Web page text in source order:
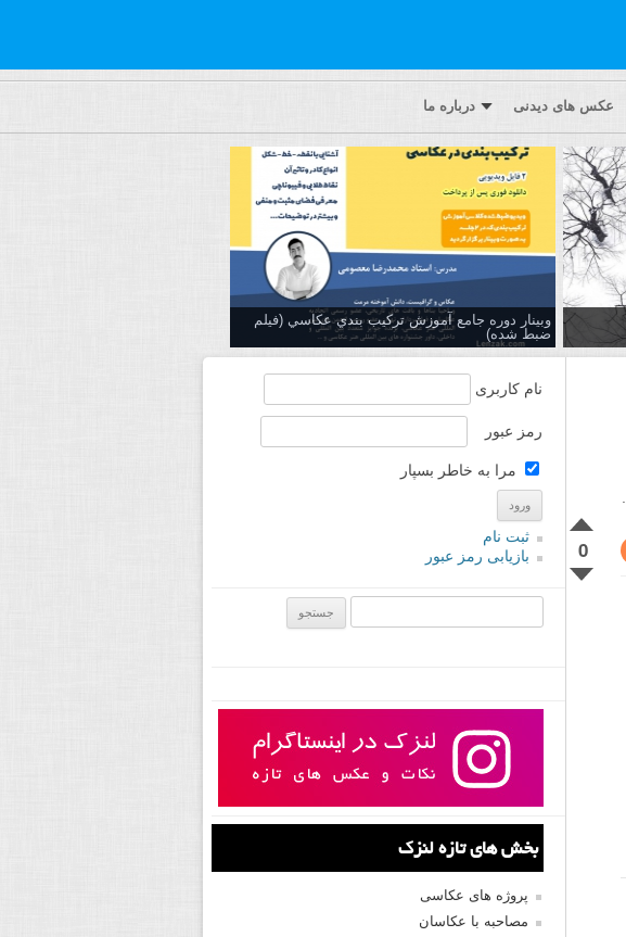
عکس های دیدنی درباره ما
وبینار دوره جامع آموزش تركيب بندي عكاسي (فیلم
ضبط شده)
0
نام کاربری
رمز عبور
مرا به خاطر بسپار
ثبت نام
بازیابی رمز عبور
بخش های تازه لنزک
پروژه های عکاسی
مصاحبه با عکاسان